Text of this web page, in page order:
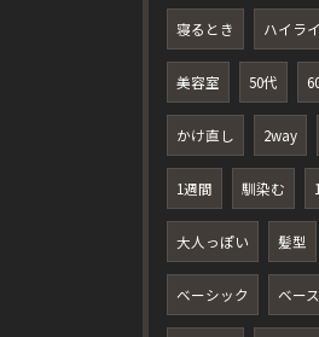
寝るとき ハイラ
美容室 50代
かけ直し 2way
1週間 馴染む
大人っぽい 髪型
ベーシック ベー